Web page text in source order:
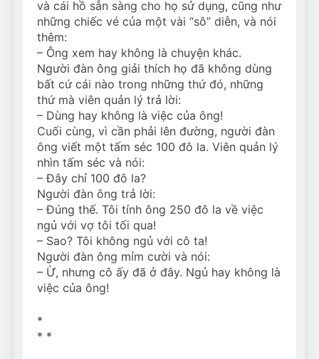
và cái hồ sẵn sàng cho họ sử dụng, cũng như
những chiếc vé của một vài “sô” diễn, và nói
thêm:
– Ông xem hay không là chuyện khác.
Người đàn ông giải thích họ đã không dùng
bất cứ cái nào trong những thứ đó, những
thứ mà viên quản lý trả lời:
– Dùng hay không là việc của ông!
Cuối cùng, vì cần phải lên đường, người đàn
ông viết một tấm séc 100 đô la. Viên quản lý
nhìn tấm séc và nói:
– Đây chỉ 100 đô la?
Người đàn ông trả lời:
– Đúng thế. Tôi tính ông 250 đô la về việc
ngủ với vợ tôi tối qua!
– Sao? Tôi không ngủ với cô ta!
Người đàn ông mỉm cười và nói:
– Ừ, nhưng cô ấy đã ở đây. Ngủ hay không là
việc của ông!
*
* *